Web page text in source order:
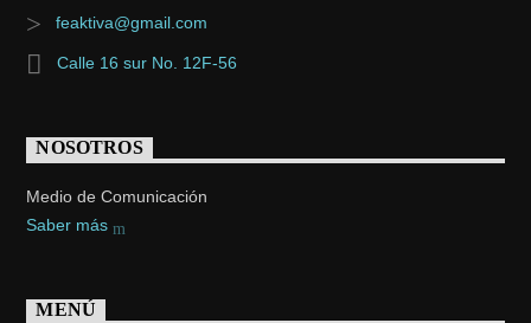
feaktiva@gmail.com
Calle 16 sur No. 12F-56
NOSOTROS
Medio de Comunicación
Saber más
MENÚ